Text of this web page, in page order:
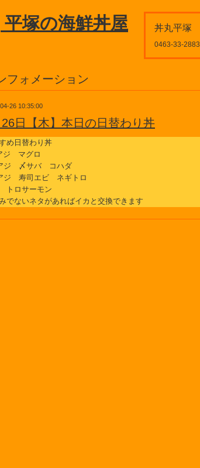
丼丸平塚
0463-33-2883
塚の海鮮丼屋
フォメーション
26 10:35:00
日【木】本日の日替わり丼
め日替わり丼
マグロ
ジ 〆サバ コハダ
寿司エビ ネギトロ
サーモン
でないネタがあればイカと交換できます